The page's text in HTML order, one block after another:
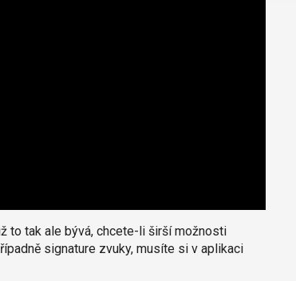
to tak ale bývá, chcete-li širší možnosti
signature zvuky, musíte si v aplikaci